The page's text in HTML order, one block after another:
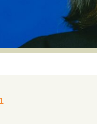
変革の原動力
代からの景色